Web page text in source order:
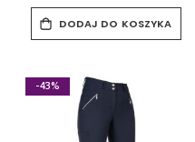
DODAJ DO KOSZYKA
-43%